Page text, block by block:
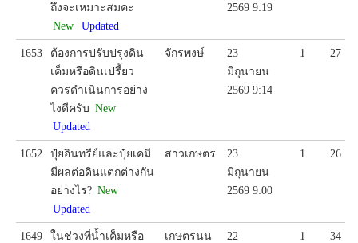
ถึงจะเหมาะสมคะ
New
Updated
2569 9:19
1653
ต้องการปรับปรุงดิน
เค็มหรือดินเปรี้ยว
ควรดำเนินการอย่าง
ไงดีครับ New
Updated
จักรพงษ์
23
มิถุนายน
2569 9:14
1 27
1652
ปุ๋ยอินทรีย์และปุ๋ยเคมี
มีผลต่อดินแตกต่างกัน
อย่างไร? New
Updated
สาวเกษตร
23
มิถุนายน
2569 9:00
1 26
1649
ในช่วงที่น้ำเค็มหรือ
เกษตรนน
22
1 34